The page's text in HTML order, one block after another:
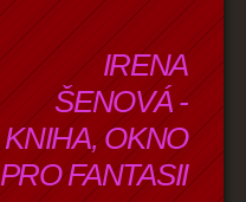
IRENA
ŠENOVÁ -
KNIHA, OKNO
PRO FANTASII